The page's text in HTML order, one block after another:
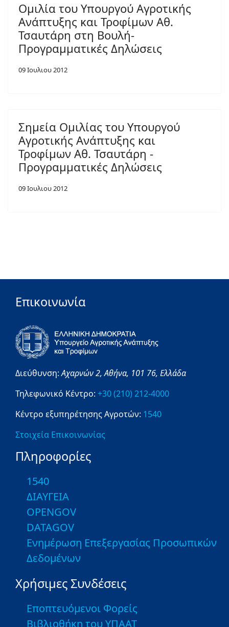
Ομιλία του Υπουργού Αγροτικής
Ανάπτυξης και Τροφίμων Αθ.
Τσαυτάρη στη Βουλή-
Προγραμματικές Δηλώσεις
09 Ιουλιου 2012
Σημεία Ομιλίας του Υπουργού
Αγροτικής Ανάπτυξης και
Τροφίμων Αθ. Τσαυτάρη -
Προγραμματικές Δηλώσεις
09 Ιουλιου 2012
Επικοινωνία
Διεύθυνση:Αχαρνών 2,Αθήνα, 101 76, Ελλάδα
Τηλεφωνικό Κέντρο: +30 (210) 212-4000
Κέντρο εξυπηρέτησης Αγροτών: 1540
Στοιχεία Επικοινωνίας
Πληροφορίες
1540
ΔΙΑΥΓΕΙΑ
OPENGOV
DATAGOV
Ενημέρωση Επεξεργασίας Προσωπικών
Δεδομένων
Χρήσιμες Συνδέσεις
Εποπτευόμενοι Φορείς
Βιβλιοθήκη του ΥΠΑΑΤ